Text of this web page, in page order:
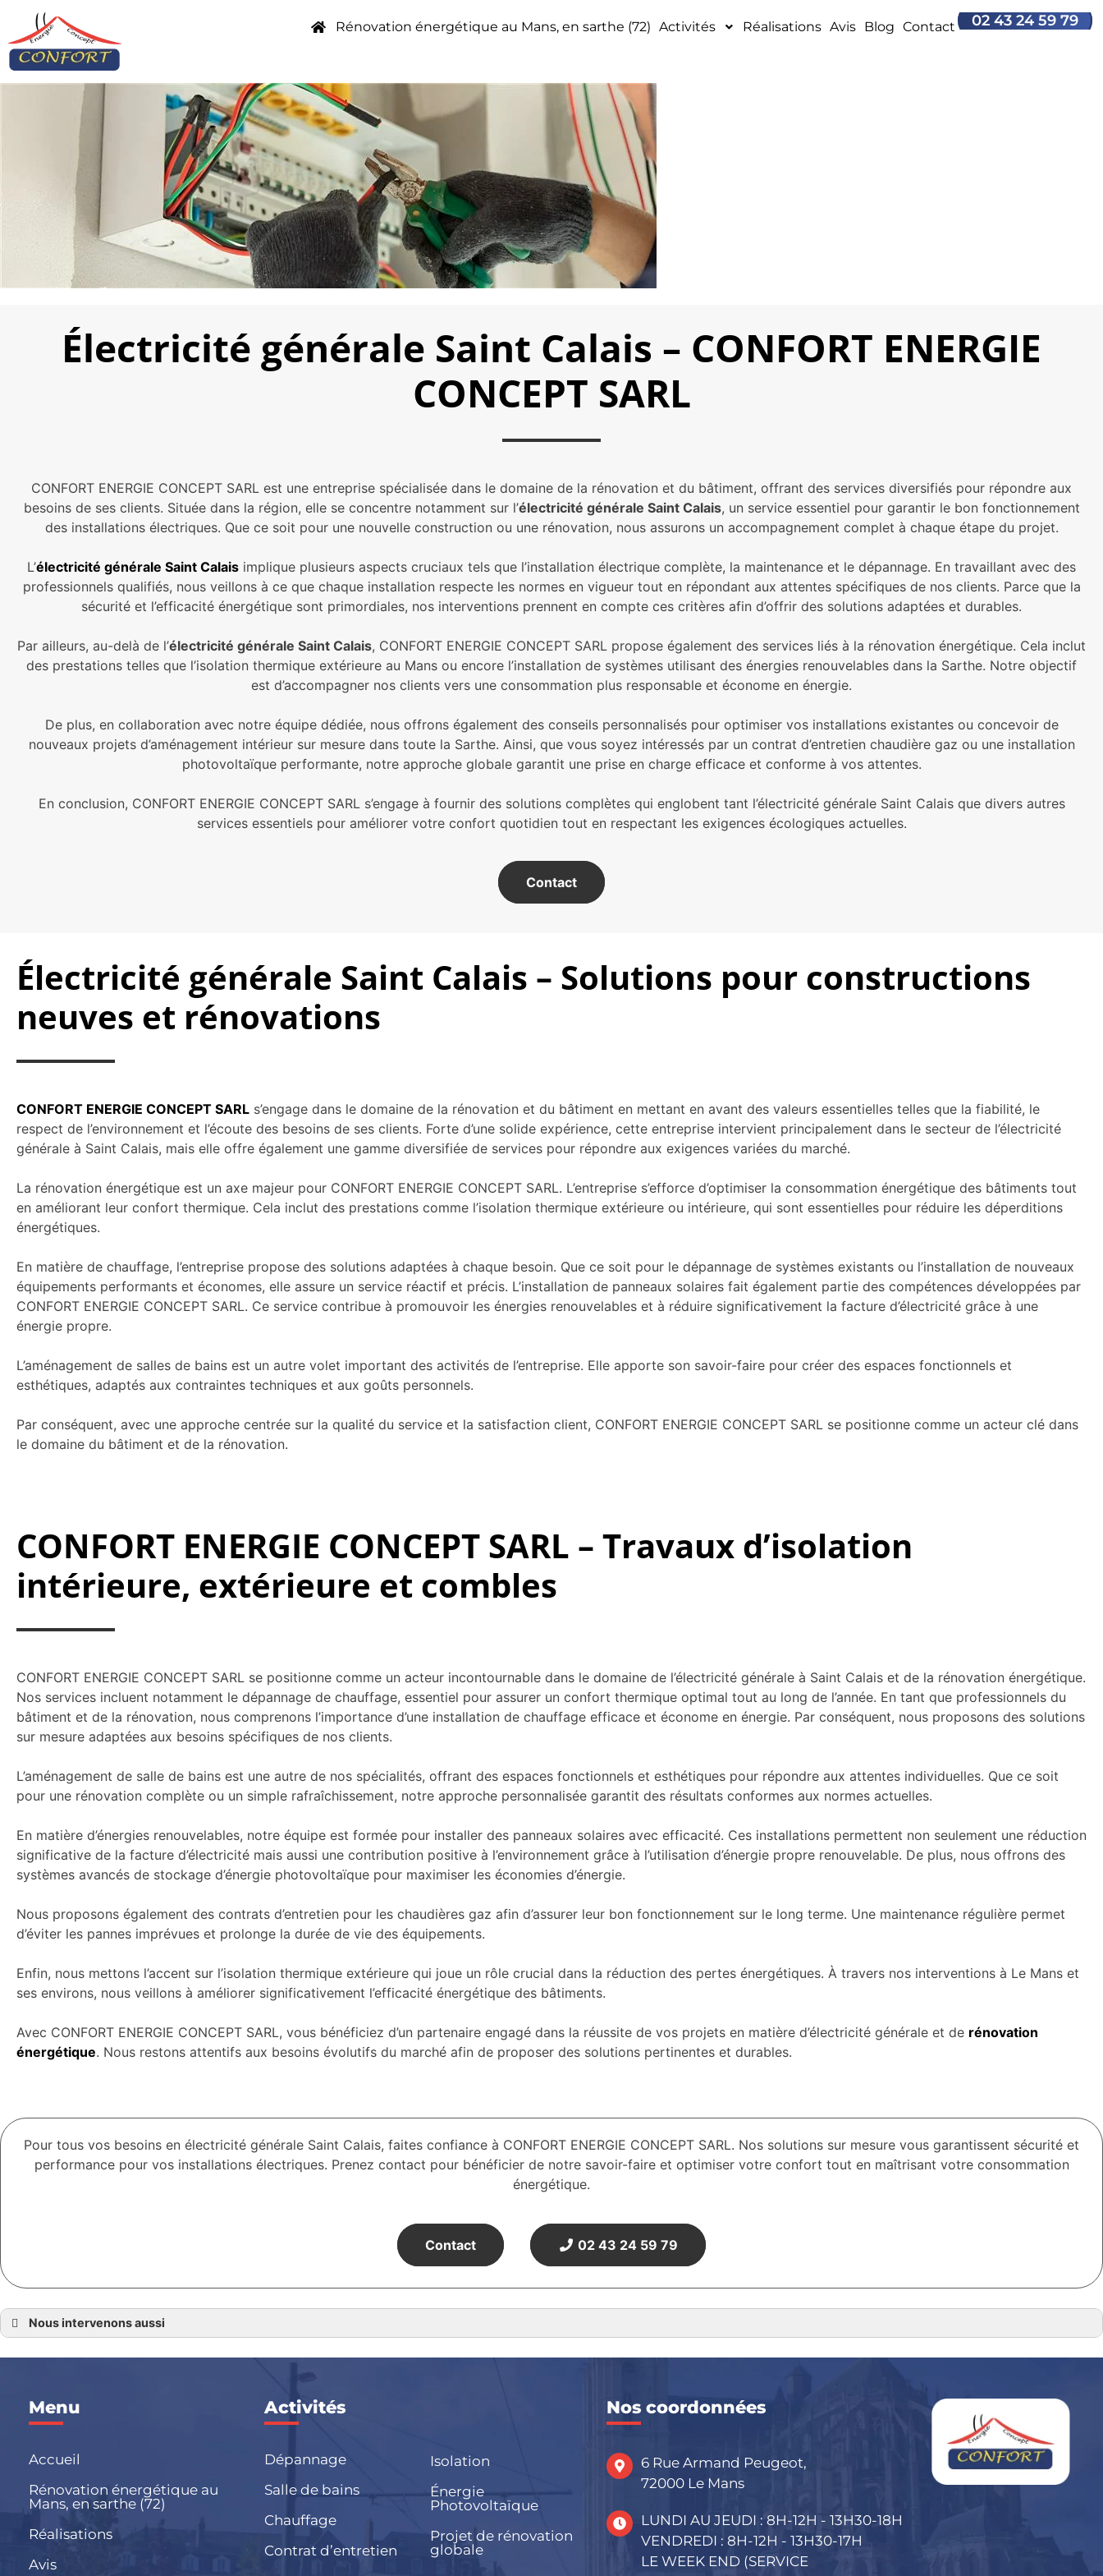
Rénovation énergétique au Mans, en sarthe (72) Activités Réalisations Avis Blog Contact 02 43 24 59 79
Électricité générale Saint Calais – CONFORT ENERGIE
CONCEPT SARL
CONFORT ENERGIE CONCEPT SARL est une entreprise spécialisée dans le domaine de la rénovation et du bâtiment, offrant des services diversifiés pour répondre aux
besoins de ses clients. Située dans la région, elle se concentre notamment sur l’électricité générale Saint Calais, un service essentiel pour garantir le bon fonctionnement
des installations électriques. Que ce soit pour une nouvelle construction ou une rénovation, nous assurons un accompagnement complet à chaque étape du projet.
L’électricité générale Saint Calais implique plusieurs aspects cruciaux tels que l’installation électrique complète, la maintenance et le dépannage. En travaillant avec des
professionnels qualifiés, nous veillons à ce que chaque installation respecte les normes en vigueur tout en répondant aux attentes spécifiques de nos clients. Parce que la
sécurité et l’efficacité énergétique sont primordiales, nos interventions prennent en compte ces critères afin d’offrir des solutions adaptées et durables.
Par ailleurs, au-delà de l’électricité générale Saint Calais, CONFORT ENERGIE CONCEPT SARL propose également des services liés à la rénovation énergétique. Cela inclut
des prestations telles que l’isolation thermique extérieure au Mans ou encore l’installation de systèmes utilisant des énergies renouvelables dans la Sarthe. Notre objectif
est d’accompagner nos clients vers une consommation plus responsable et économe en énergie.
De plus, en collaboration avec notre équipe dédiée, nous offrons également des conseils personnalisés pour optimiser vos installations existantes ou concevoir de
nouveaux projets d’aménagement intérieur sur mesure dans toute la Sarthe. Ainsi, que vous soyez intéressés par un contrat d’entretien chaudière gaz ou une installation
photovoltaïque performante, notre approche globale garantit une prise en charge efficace et conforme à vos attentes.
En conclusion, CONFORT ENERGIE CONCEPT SARL s’engage à fournir des solutions complètes qui englobent tant l’électricité générale Saint Calais que divers autres
services essentiels pour améliorer votre confort quotidien tout en respectant les exigences écologiques actuelles.
Contact
Électricité générale Saint Calais – Solutions pour constructions
neuves et rénovations
CONFORT ENERGIE CONCEPT SARL s’engage dans le domaine de la rénovation et du bâtiment en mettant en avant des valeurs essentielles telles que la fiabilité, le
respect de l’environnement et l’écoute des besoins de ses clients. Forte d’une solide expérience, cette entreprise intervient principalement dans le secteur de l’électricité
générale à Saint Calais, mais elle offre également une gamme diversifiée de services pour répondre aux exigences variées du marché.
La rénovation énergétique est un axe majeur pour CONFORT ENERGIE CONCEPT SARL. L’entreprise s’efforce d’optimiser la consommation énergétique des bâtiments tout
en améliorant leur confort thermique. Cela inclut des prestations comme l’isolation thermique extérieure ou intérieure, qui sont essentielles pour réduire les déperditions
énergétiques.
En matière de chauffage, l’entreprise propose des solutions adaptées à chaque besoin. Que ce soit pour le dépannage de systèmes existants ou l’installation de nouveaux
équipements performants et économes, elle assure un service réactif et précis. L’installation de panneaux solaires fait également partie des compétences développées par
CONFORT ENERGIE CONCEPT SARL. Ce service contribue à promouvoir les énergies renouvelables et à réduire significativement la facture d’électricité grâce à une
énergie propre.
L’aménagement de salles de bains est un autre volet important des activités de l’entreprise. Elle apporte son savoir-faire pour créer des espaces fonctionnels et
esthétiques, adaptés aux contraintes techniques et aux goûts personnels.
Par conséquent, avec une approche centrée sur la qualité du service et la satisfaction client, CONFORT ENERGIE CONCEPT SARL se positionne comme un acteur clé dans
le domaine du bâtiment et de la rénovation.
CONFORT ENERGIE CONCEPT SARL – Travaux d’isolation
intérieure, extérieure et combles
CONFORT ENERGIE CONCEPT SARL se positionne comme un acteur incontournable dans le domaine de l’électricité générale à Saint Calais et de la rénovation énergétique.
Nos services incluent notamment le dépannage de chauffage, essentiel pour assurer un confort thermique optimal tout au long de l’année. En tant que professionnels du
bâtiment et de la rénovation, nous comprenons l’importance d’une installation de chauffage efficace et économe en énergie. Par conséquent, nous proposons des solutions
sur mesure adaptées aux besoins spécifiques de nos clients.
L’aménagement de salle de bains est une autre de nos spécialités, offrant des espaces fonctionnels et esthétiques pour répondre aux attentes individuelles. Que ce soit
pour une rénovation complète ou un simple rafraîchissement, notre approche personnalisée garantit des résultats conformes aux normes actuelles.
En matière d’énergies renouvelables, notre équipe est formée pour installer des panneaux solaires avec efficacité. Ces installations permettent non seulement une réduction
significative de la facture d’électricité mais aussi une contribution positive à l’environnement grâce à l’utilisation d’énergie propre renouvelable. De plus, nous offrons des
systèmes avancés de stockage d’énergie photovoltaïque pour maximiser les économies d’énergie.
Nous proposons également des contrats d’entretien pour les chaudières gaz afin d’assurer leur bon fonctionnement sur le long terme. Une maintenance régulière permet
d’éviter les pannes imprévues et prolonge la durée de vie des équipements.
Enfin, nous mettons l’accent sur l’isolation thermique extérieure qui joue un rôle crucial dans la réduction des pertes énergétiques. À travers nos interventions à Le Mans et
ses environs, nous veillons à améliorer significativement l’efficacité énergétique des bâtiments.
Avec CONFORT ENERGIE CONCEPT SARL, vous bénéficiez d’un partenaire engagé dans la réussite de vos projets en matière d’électricité générale et de rénovation
énergétique. Nous restons attentifs aux besoins évolutifs du marché afin de proposer des solutions pertinentes et durables.
Pour tous vos besoins en électricité générale Saint Calais, faites confiance à CONFORT ENERGIE CONCEPT SARL. Nos solutions sur mesure vous garantissent sécurité et
performance pour vos installations électriques. Prenez contact pour bénéficier de notre savoir-faire et optimiser votre confort tout en maîtrisant votre consommation
énergétique.
Contact 02 43 24 59 79
Nous intervenons aussi
Électricité générale Le Lude
Électricité générale Mamers
Électricité générale Sillé le Guillaume
Électricité générale en Sarthe
Menu
Accueil
Rénovation énergétique au
Mans, en sarthe (72)
Réalisations
Avis
Activités
Dépannage
Salle de bains
Chauffage
Contrat d’entretien
Isolation
Énergie
Photovoltaïque
Projet de rénovation
globale
Nos coordonnées
6 Rue Armand Peugeot,
72000 Le Mans
LUNDI AU JEUDI : 8H-12H - 13H30-18H
VENDREDI : 8H-12H - 13H30-17H
LE WEEK END (SERVICE